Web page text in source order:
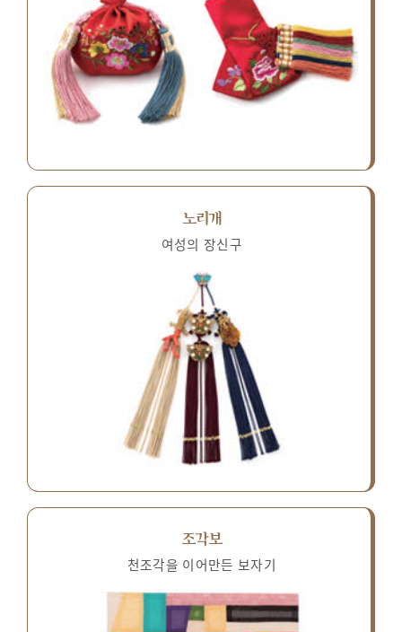
노리개
여성의 장신구
조각보
천조각을 이어만든 보자기